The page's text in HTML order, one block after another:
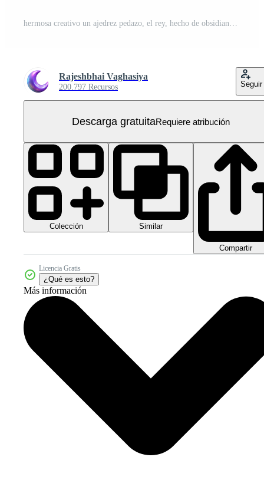
hermosa creativo un ajedrez pedazo, el rey, hecho de obsidiana, prima PNG Gratis
Rajeshbhai Vaghasiya
200.797 Recursos Seguir
Descarga gratuitaRequiere atribución
Colección Similar
Compartir
Licencia Gratis
¿Qué es esto?
Más información